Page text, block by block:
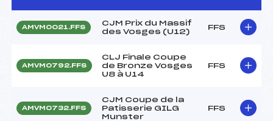
AMVM0021.FFS
CJM Prix du Massif
des Vosges (U12)
FFS
AMVM0792.FFS
CLJ Finale Coupe
de Bronze Vosges
U8 à U14
FFS
AMVM0732.FFS
CJM Coupe de la
Patisserie GILG
Munster
FFS